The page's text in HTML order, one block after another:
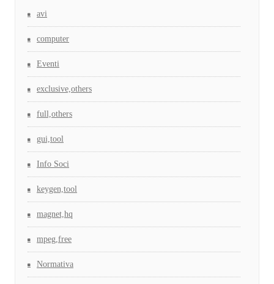
avi
computer
Eventi
exclusive,others
full,others
gui,tool
Info Soci
keygen,tool
magnet,hq
mpeg,free
Normativa